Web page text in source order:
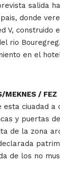
salida
donde
V,
rio
en el
MEKNES / FEZ
ciuadad
y puertas
de la zona
de los no